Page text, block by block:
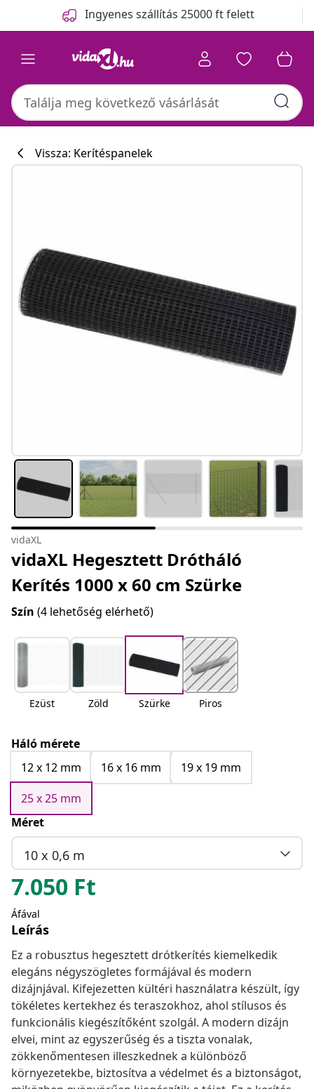
Ingyenes szállítás 25000 ft felett
Vissza: Kerítéspanelek
vidaXL
vidaXL Hegesztett Drótháló
Kerítés 1000 x 60 cm Szürke
Szín (4 lehetőség elérhető)
Ezüst Zöld Szürke Piros
Háló mérete
12 x 12 mm
16 x 16 mm
19 x 19 mm
25 x 25 mm
Méret
10 x 0,6 m
7.050 Ft
Áfával
Leírás
Ez a robusztus hegesztett drótkerítés kiemelkedik
elegáns négyszögletes formájával és modern
dizájnjával. Kifejezetten kültéri használatra készült, így
tökéletes kertekhez és teraszokhoz, ahol stílusos és
funkcionális kiegészítőként szolgál. A modern dizájn
elvei, mint az egyszerűség és a tiszta vonalak,
zökkenőmentesen illeszkednek a különböző
környezetekbe, biztosítva a védelmet és a biztonságot,